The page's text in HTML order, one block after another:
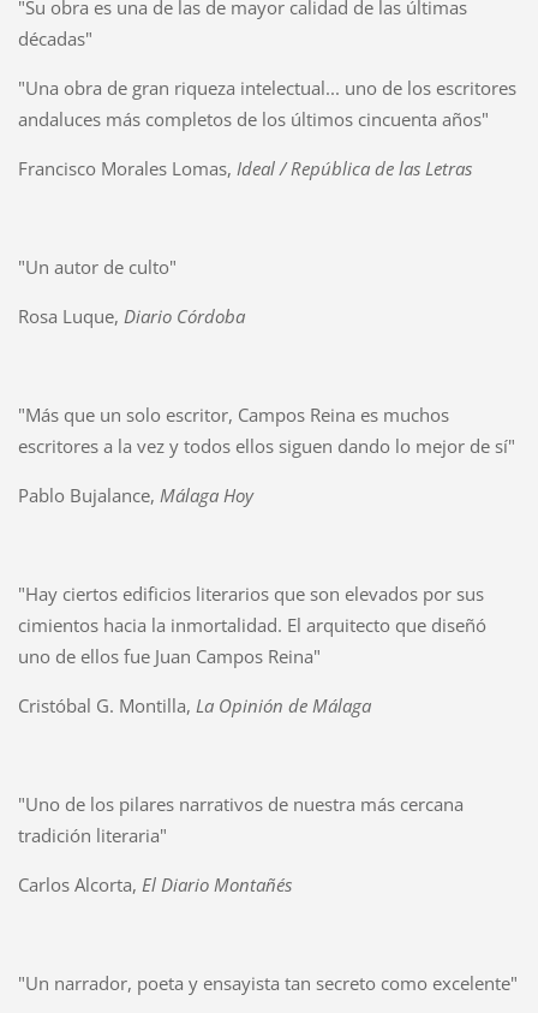
"Su obra es una de las de mayor calidad de las últimas
décadas"
"Una obra de gran riqueza intelectual... uno de los escritores
andaluces más completos de los últimos cincuenta años"
Francisco Morales Lomas, Ideal / República de las Letras
"Un autor de culto"
Rosa Luque, Diario Córdoba
"Más que un solo escritor, Campos Reina es muchos
escritores a la vez y todos ellos siguen dando lo mejor de sí"
Pablo Bujalance, Málaga Hoy
"Hay ciertos edificios literarios que son elevados por sus
cimientos hacia la inmortalidad. El arquitecto que diseñó
uno de ellos fue Juan Campos Reina"
Cristóbal G. Montilla, La Opinión de Málaga
"Uno de los pilares narrativos de nuestra más cercana
tradición literaria"
Carlos Alcorta, El Diario Montañés
"Un narrador, poeta y ensayista tan secreto como excelente"